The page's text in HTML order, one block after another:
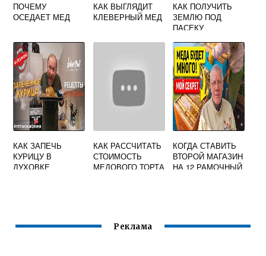
ПОЧЕМУ
ОСЕДАЕТ МЕД
КАК ВЫГЛЯДИТ
КЛЕВЕРНЫЙ МЕД
КАК ПОЛУЧИТЬ
ЗЕМЛЮ ПОД
ПАСЕКУ
КАК ЗАПЕЧЬ
КУРИЦУ В
ДУХОВКЕ
КАК РАССЧИТАТЬ
СТОИМОСТЬ
МЕДОВОГО ТОРТА
КОГДА СТАВИТЬ
ВТОРОЙ МАГАЗИН
НА 12 РАМОЧНЫЙ
Реклама